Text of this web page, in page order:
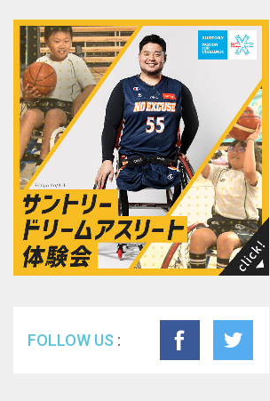
FOLLOW US